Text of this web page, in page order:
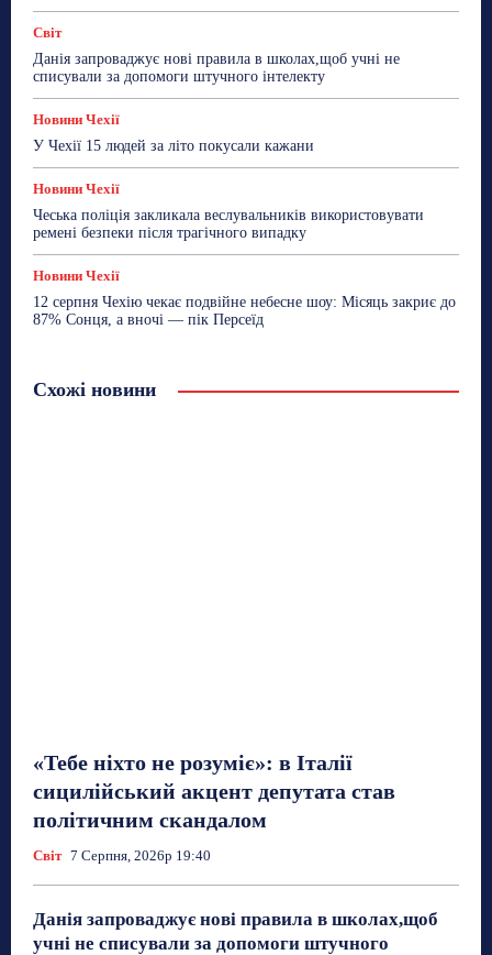
Світ
Данія запроваджує нові правила в школах,щоб учні не
списували за допомоги штучного інтелекту
Новини Чехії
У Чехії 15 людей за літо покусали кажани
Новини Чехії
Чеська поліція закликала веслувальників використовувати
ремені безпеки після трагічного випадку
Новини Чехії
12 серпня Чехію чекає подвійне небесне шоу: Місяць закриє до
87% Сонця, а вночі — пік Персеїд
Схожі новини
«Тебе ніхто не розуміє»: в Італії
сицилійський акцент депутата став
політичним скандалом
Світ 7 Серпня, 2026р 19:40
Данія запроваджує нові правила в школах,щоб
учні не списували за допомоги штучного